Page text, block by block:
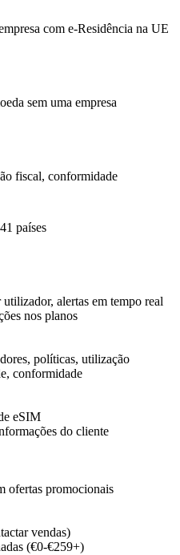
com e-Residência na UE
sem uma empresa
fiscal, conformidade
países
alertas em tempo real
nos planos
políticas, utilização
conformidade
eSIM
do cliente
ofertas promocionais
vendas)
(€0-€259+)